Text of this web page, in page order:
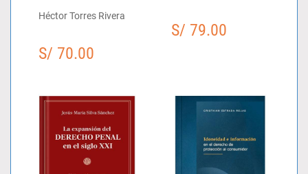
Héctor Torres Rivera
S/ 70.00
S/ 79.00